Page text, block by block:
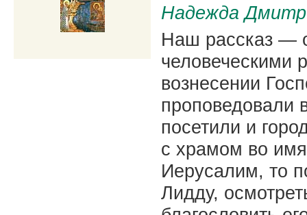
Надежда
Наш рассказ —
человеческими
вознесении
проповедовали
посетили и
с храмом во
Иерусалим, то
Лидду,